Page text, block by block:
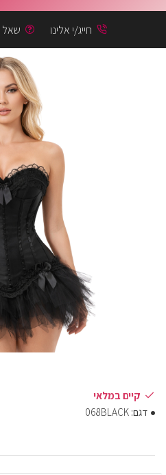
חייג/י אלינו שאל
קיים במלאי
דגם: 068BLACK